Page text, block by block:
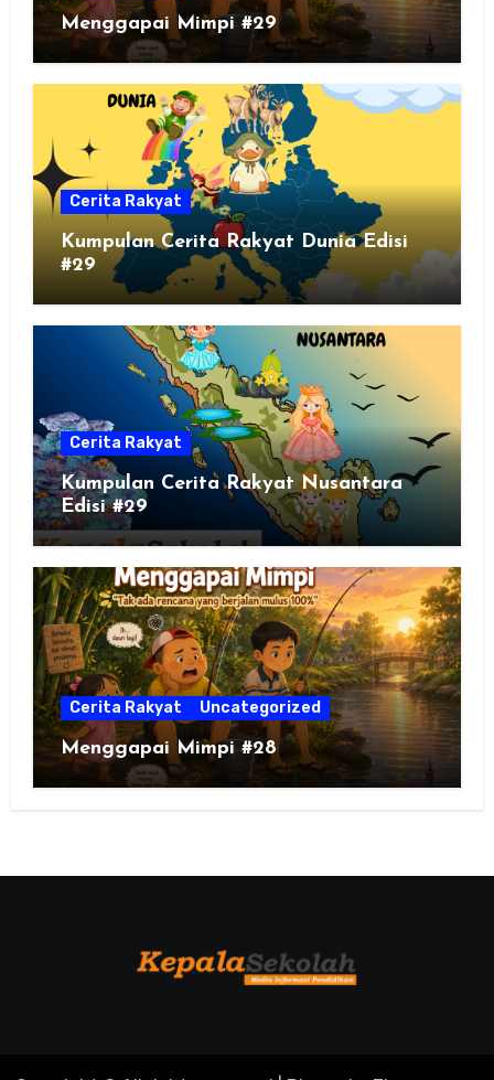
Menggapai Mimpi #29
Cerita Rakyat
Kumpulan Cerita Rakyat Dunia Edisi
#29
Cerita Rakyat
Kumpulan Cerita Rakyat Nusantara
Edisi #29
Cerita Rakyat Uncategorized
Menggapai Mimpi #28